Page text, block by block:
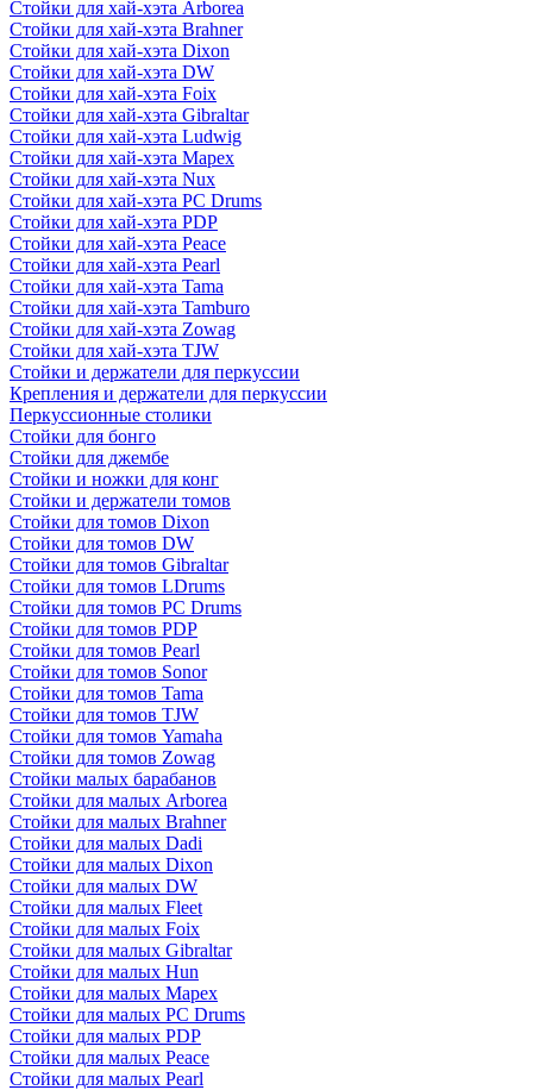
Стойки для хай-хэта Arborea
Стойки для хай-хэта Brahner
Стойки для хай-хэта Dixon
Стойки для хай-хэта DW
Стойки для хай-хэта Foix
Стойки для хай-хэта Gibraltar
Стойки для хай-хэта Ludwig
Стойки для хай-хэта Mapex
Стойки для хай-хэта Nux
Стойки для хай-хэта PC Drums
Стойки для хай-хэта PDP
Стойки для хай-хэта Peace
Стойки для хай-хэта Pearl
Стойки для хай-хэта Tama
Стойки для хай-хэта Tamburo
Стойки для хай-хэта Zowag
Стойки для хай-хэта TJW
Стойки и держатели для перкуссии
Крепления и держатели для перкуссии
Перкуссионные столики
Стойки для бонго
Стойки для джембе
Стойки и ножки для конг
Стойки и держатели томов
Стойки для томов Dixon
Стойки для томов DW
Стойки для томов Gibraltar
Стойки для томов LDrums
Стойки для томов PC Drums
Стойки для томов PDP
Стойки для томов Pearl
Стойки для томов Sonor
Стойки для томов Tama
Стойки для томов TJW
Стойки для томов Yamaha
Стойки для томов Zowag
Стойки малых барабанов
Стойки для малых Arborea
Стойки для малых Brahner
Стойки для малых Dadi
Стойки для малых Dixon
Стойки для малых DW
Стойки для малых Fleet
Стойки для малых Foix
Стойки для малых Gibraltar
Стойки для малых Hun
Стойки для малых Mapex
Стойки для малых PC Drums
Стойки для малых PDP
Стойки для малых Peace
Стойки для малых Pearl